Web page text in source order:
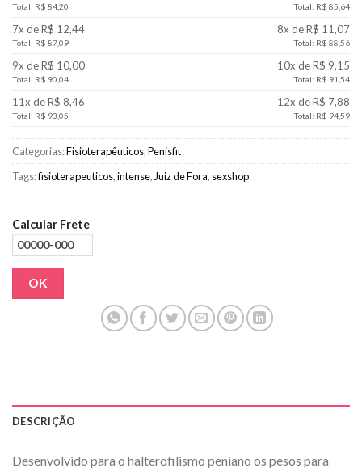
Total: R$ 84,20 Total: R$ 85,64
7x de R$ 12,44
Total: R$ 87,09
8x de R$ 11,07
Total: R$ 88,56
9x de R$ 10,00
Total: R$ 90,04
10x de R$ 9,15
Total: R$ 91,54
11x de R$ 8,46
Total: R$ 93,05
12x de R$ 7,88
Total: R$ 94,59
Categorias:Fisioterapêuticos,Penisfit
Tags:fisioterapeuticos,intense, Juiz de Fora, sexshop
Calcular Frete
OK
DESCRIÇÃO
Desenvolvido para o halterofilismo peniano os pesos para